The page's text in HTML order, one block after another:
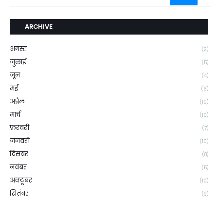
ARCHIVE
अगस्त (2)
जुलाई (5)
जून (4)
मई (6)
अप्रैल (10)
मार्च (10)
फ़रवरी (7)
जनवरी (10)
दिसंबर (8)
नवंबर (5)
अक्टूबर (10)
सितंबर (9)